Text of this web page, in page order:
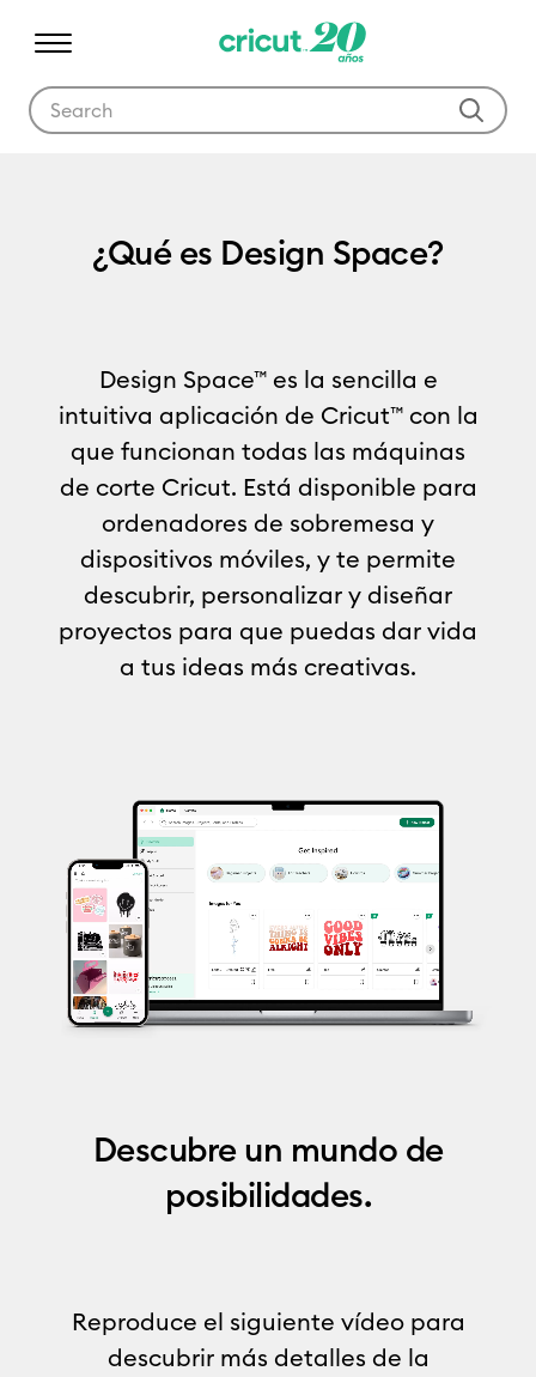
¿Qué es Design Space?
Design Space™ es la sencilla e
intuitiva aplicación de Cricut™ con la
que funcionan todas las máquinas
de corte Cricut. Está disponible para
ordenadores de sobremesa y
dispositivos móviles, y te permite
descubrir, personalizar y diseñar
proyectos para que puedas dar vida
a tus ideas más creativas.
Descubre un mundo de
posibilidades.
Reproduce el siguiente vídeo para
descubrir más detalles de la